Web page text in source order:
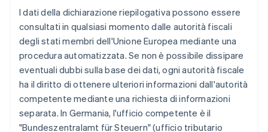
I dati della dichiarazione riepilogativa possono essere
consultati in qualsiasi momento dalle autorità fiscali
degli stati membri dell'Unione Europea mediante una
procedura automatizzata. Se non è possibile dissipare
eventuali dubbi sulla base dei dati, ogni autorità fiscale
ha il diritto di ottenere ulteriori informazioni dall'autorità
competente mediante una richiesta di informazioni
separata. In Germania, l'ufficio competente è il
"Bundeszentralamt für Steuern" (ufficio tributario